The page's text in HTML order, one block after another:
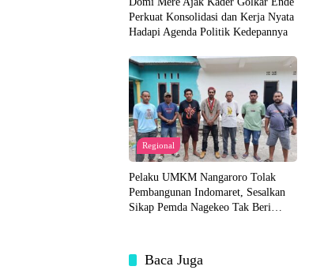
Perkuat Konsolidasi dan Kerja Nyata
Hadapi Agenda Politik Kedepannya
Regional
Pelaku UMKM Nangaroro Tolak
Pembangunan Indomaret, Sesalkan
Sikap Pemda Nagekeo Tak Beri
Baca Juga